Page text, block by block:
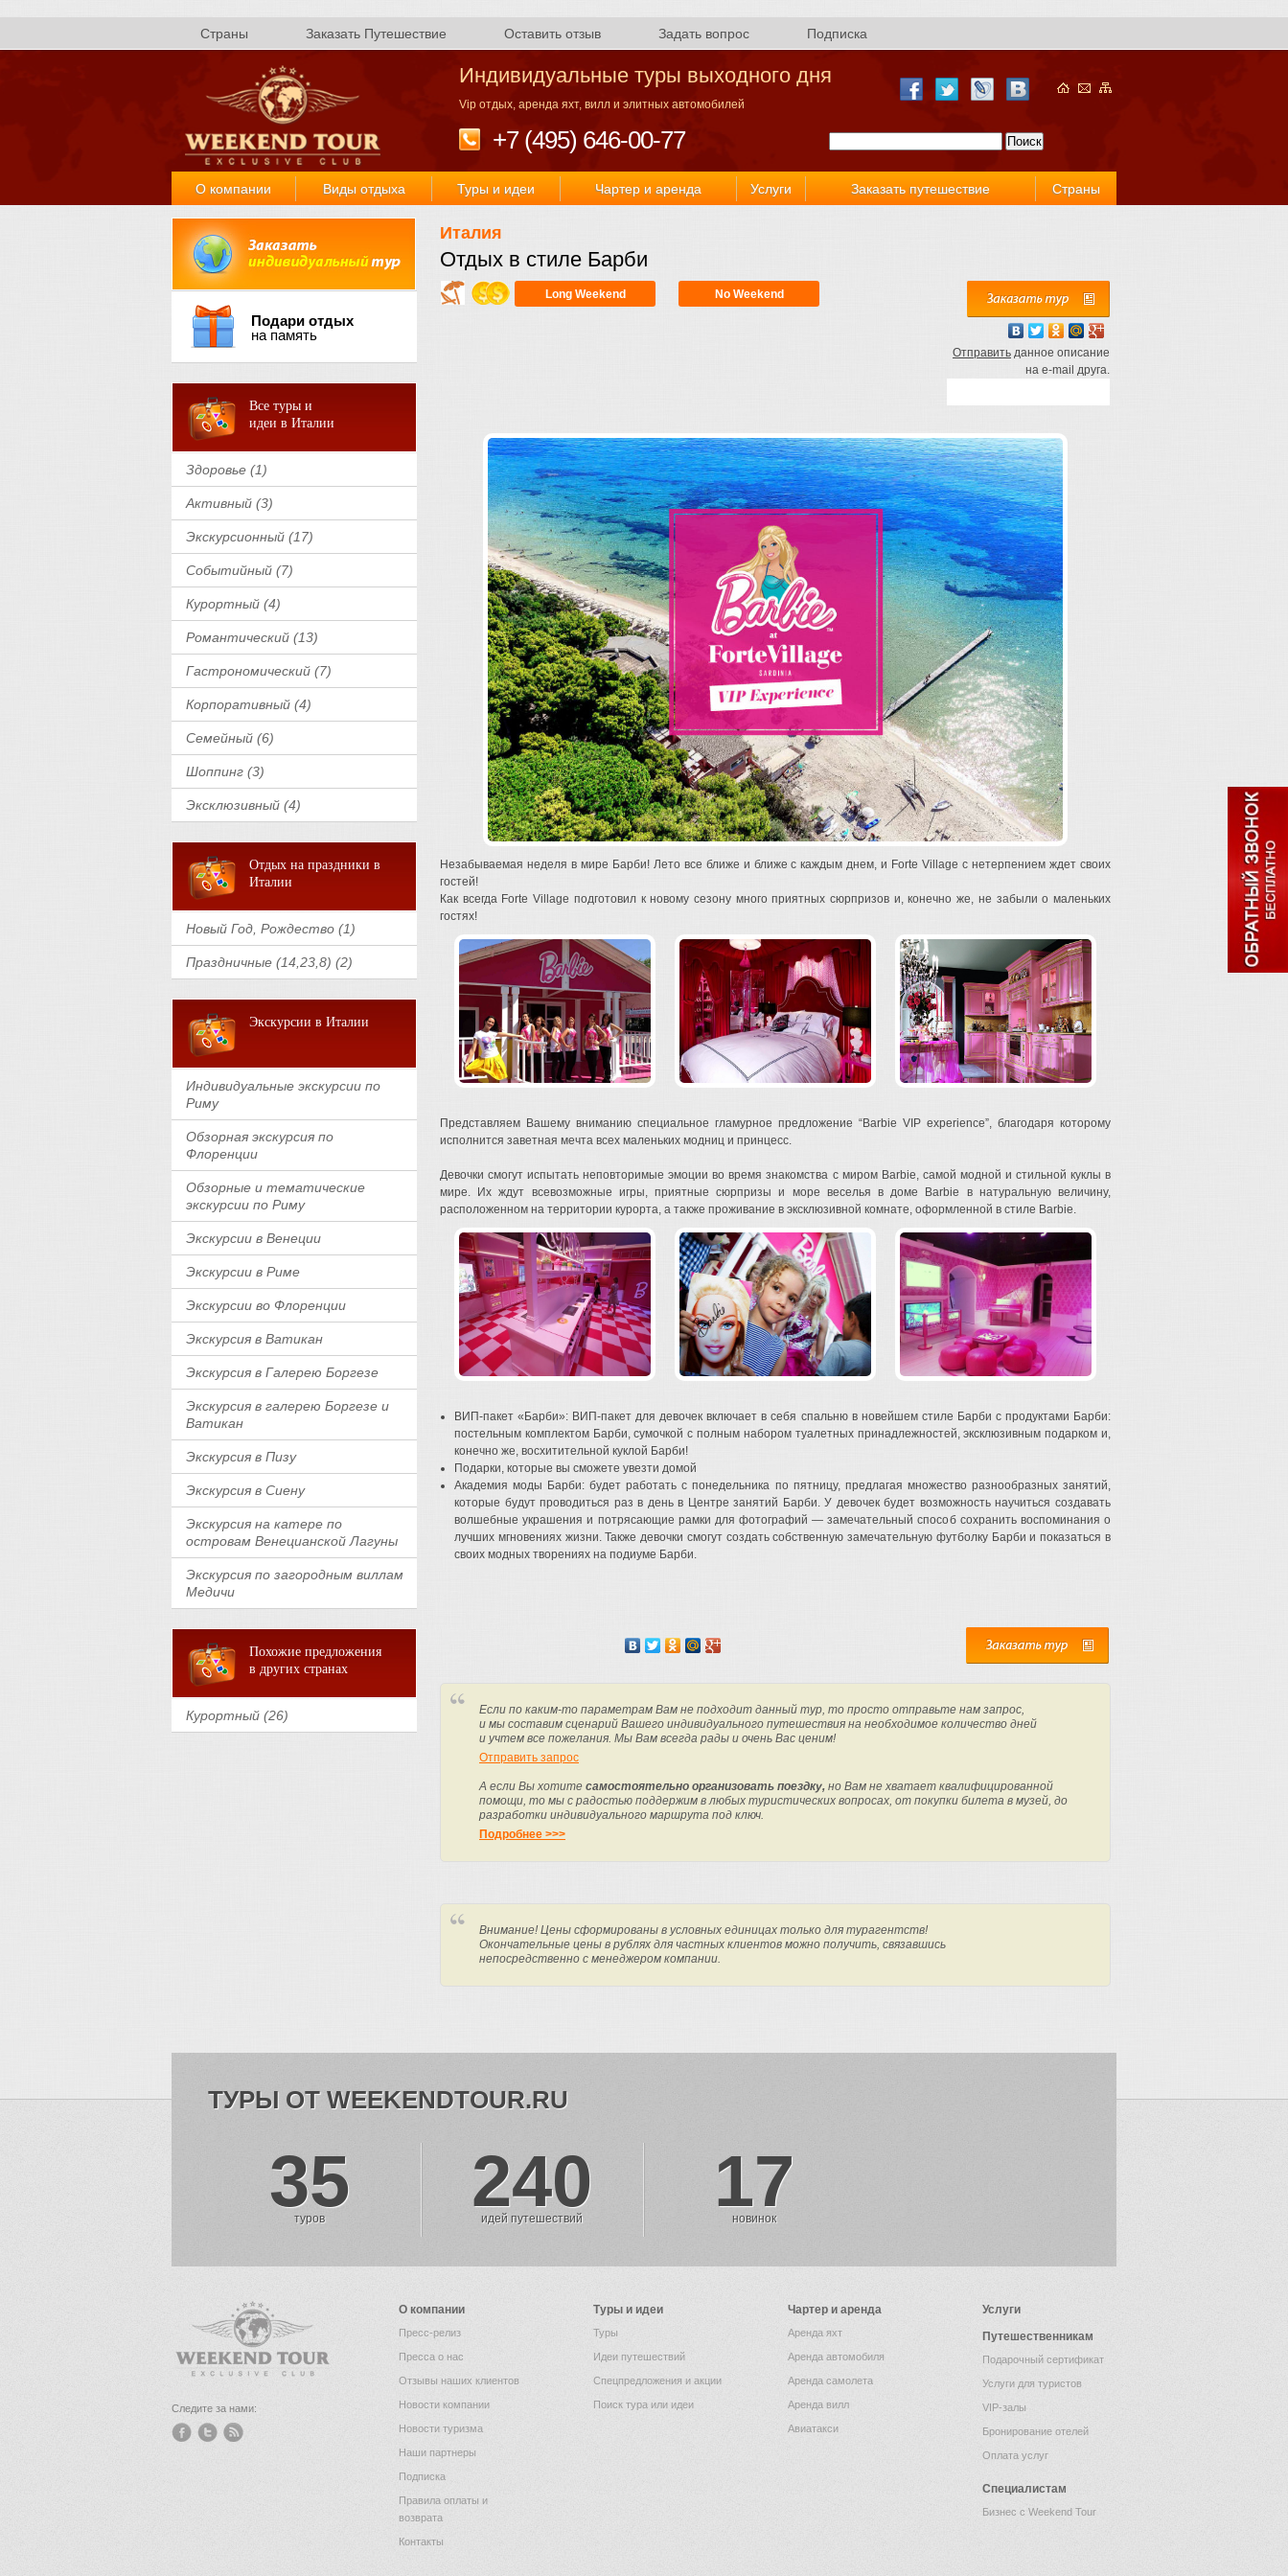
Страны Заказать Путешествие Оставить отзыв Задать вопрос Подписка
Индивидуальные туры выходного дня
Vip отдых, аренда яхт, вилл и элитных автомобилей
+7 (495) 646-00-77
О компании Виды отдыха Туры и идеи Чартер и аренда Услуги Заказать путешествие Страны
Подари отдых
на память
Все туры и
идеи в Италии
Здоровье (1)
Активный (3)
Экскурсионный (17)
Событийный (7)
Курортный (4)
Романтический (13)
Гастрономический (7)
Корпоративный (4)
Семейный (6)
Шоппинг (3)
Эксклюзивный (4)
Отдых на праздники в
Италии
Новый Год, Рождество (1)
Праздничные (14,23,8) (2)
Экскурсии в Италии
Индивидуальные экскурсии по
Риму
Обзорная экскурсия по
Флоренции
Обзорные и тематические
экскурсии по Риму
Экскурсии в Венеции
Экскурсии в Риме
Экскурсии во Флоренции
Экскурсия в Ватикан
Экскурсия в Галерею Боргезе
Экскурсия в галерею Боргезе и
Ватикан
Экскурсия в Пизу
Экскурсия в Сиену
Экскурсия на катере по
островам Венецианской Лагуны
Экскурсия по загородным виллам
Медичи
Похожие предложения
в других странах
Курортный (26)
Италия
Отдых в стиле Барби
Long Weekend No Weekend
Отправить данное описание
на e-mail друга.
Незабываемая неделя в мире Барби! Лето все ближе и ближе с каждым днем, и Forte Village с нетерпением ждет своих
гостей!
Как всегда Forte Village подготовил к новому сезону много приятных сюрпризов и, конечно же, не забыли о маленьких
гостях!
Представляем Вашему вниманию специальное гламурное предложение “Barbie VIP experience”, благодаря которому
исполнится заветная мечта всех маленьких модниц и принцесс.
Девочки смогут испытать неповторимые эмоции во время знакомства с миром Barbie, самой модной и стильной куклы в
мире. Их ждут всевозможные игры, приятные сюрпризы и море веселья в доме Barbie в натуральную величину,
расположенном на территории курорта, а также проживание в эксклюзивной комнате, оформленной в стиле Barbie.
ВИП-пакет «Барби»: ВИП-пакет для девочек включает в себя спальню в новейшем стиле Барби с продуктами Барби:
постельным комплектом Барби, сумочкой с полным набором туалетных принадлежностей, эксклюзивным подарком и,
конечно же, восхитительной куклой Барби!
Подарки, которые вы сможете увезти домой
Академия моды Барби: будет работать с понедельника по пятницу, предлагая множество разнообразных занятий,
которые будут проводиться раз в день в Центре занятий Барби. У девочек будет возможность научиться создавать
волшебные украшения и потрясающие рамки для фотографий — замечательный способ сохранить воспоминания о
лучших мгновениях жизни. Также девочки смогут создать собственную замечательную футболку Барби и показаться в
своих модных творениях на подиуме Барби.
Если по каким-то параметрам Вам не подходит данный тур, то просто отправьте нам запрос,
и мы составим сценарий Вашего индивидуального путешествия на необходимое количество дней
и учтем все пожелания. Мы Вам всегда рады и очень Вас ценим!
Отправить запрос
А если Вы хотите самостоятельно организовать поездку, но Вам не хватает квалифицированной
помощи, то мы с радостью поддержим в любых туристических вопросах, от покупки билета в музей, до
разработки индивидуального маршрута под ключ.
Подробнее >>>
Внимание! Цены сформированы в условных единицах только для турагентств!
Окончательные цены в рублях для частных клиентов можно получить, связавшись
непосредственно с менеджером компании.
ТУРЫ ОТ WEEKENDTOUR.RU
35
туров 240
идей путешествий 17
новинок
Следите за нами:
О компании
Пресс-релиз
Пресса о нас
Отзывы наших клиентов
Новости компании
Новости туризма
Наши партнеры
Подписка
Правила оплаты и
возврата
Контакты
Туры и идеи
Туры
Идеи путешествий
Спецпредложения и акции
Поиск тура или идеи
Чартер и аренда
Аренда яхт
Аренда автомобиля
Аренда самолета
Аренда вилл
Авиатакси
Услуги
Путешественникам
Подарочный сертификат
Услуги для туристов
VIP-залы
Бронирование отелей
Оплата услуг
Специалистам
Бизнес с Weekend Tour